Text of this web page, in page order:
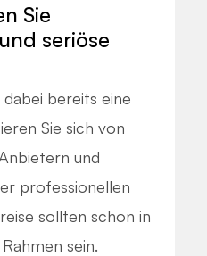
Sie
seriöse
bereits eine
Sie sich von
und
professionellen
sollten schon in
sein.